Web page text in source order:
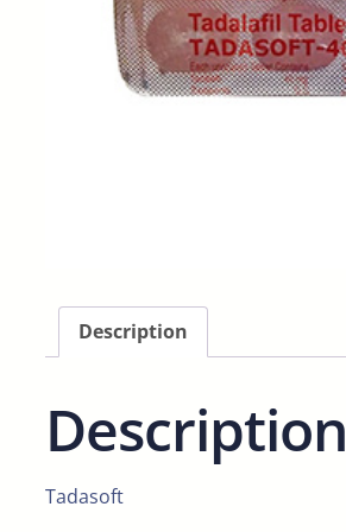
Description
Description
Tadasoft